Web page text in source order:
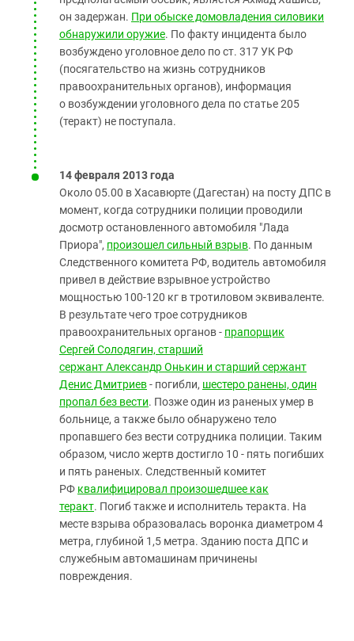
он задержан. При обыске домовладения силовики
обнаружили оружие. По факту инцидента было
возбуждено уголовное дело по ст. 317 УК РФ
(посягательство на жизнь сотрудников
правоохранительных органов), информация
о возбуждении уголовного дела по статье 205
(теракт) не поступала.
14 февраля 2013 года
Около 05.00 в Хасавюрте (Дагестан) на посту ДПС в
момент, когда сотрудники полиции проводили
досмотр остановленного автомобиля "Лада
Приора", произошел сильный взрыв. По данным
Следственного комитета РФ, водитель автомобиля
привел в действие взрывное устройство
мощностью 100-120 кг в тротиловом эквиваленте.
В результате чего трое сотрудников
правоохранительных органов - прапорщик
Сергей Солодягин, старший
сержант Александр Онькин и старший сержант
Денис Дмитриев- погибли, шестеро ранены, один
пропал без вести. Позже один из раненых умер в
больнице, а также было обнаружено тело
пропавшего без вести сотрудника полиции. Таким
образом, число жертв достигло 10 - пять погибших
и пять раненых. Следственный комитет
РФ квалифицировал произошедшее как
теракт. Погиб также и исполнитель теракта. На
месте взрыва образовалась воронка диаметром 4
метра, глубиной 1,5 метра. Зданию поста ДПС и
служебным автомашинам причинены
повреждения.